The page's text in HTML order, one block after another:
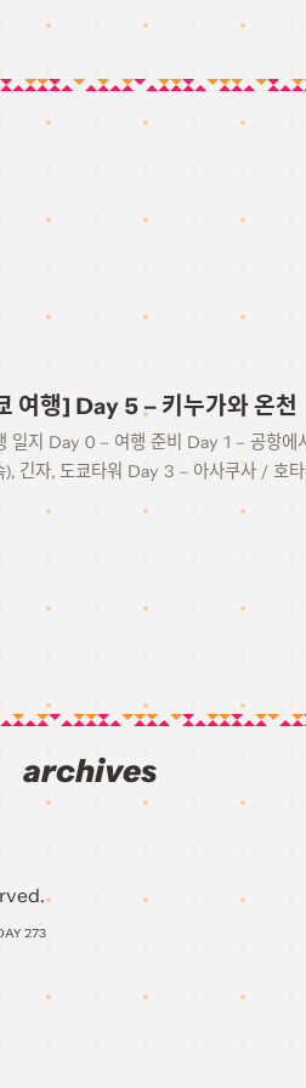
여행] Day 5 – 키누가와 온천
일지 Day 0 – 여행 준비 Day 1 – 공항에
), 긴자, 도쿄타워 Day 3 – 아사쿠사 / 호
archives
273